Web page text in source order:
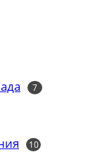
77
1010